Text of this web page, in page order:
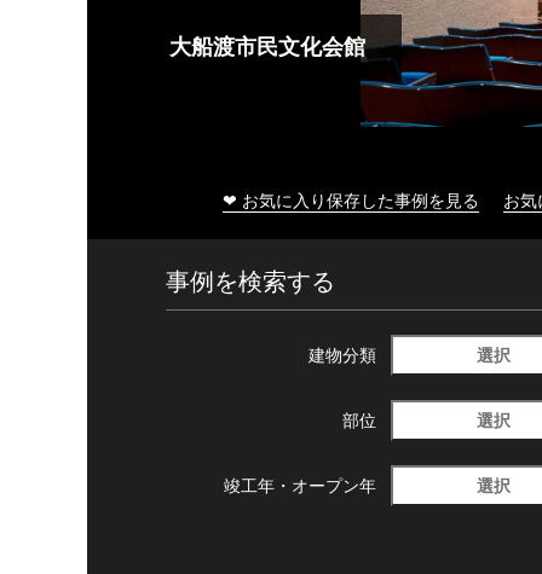
大船渡市民文化会館
❤ お気に入り保存した事例を見る お
事例を検索する
建物分類 選択
部位 選択
竣工年・ オープン年 選択